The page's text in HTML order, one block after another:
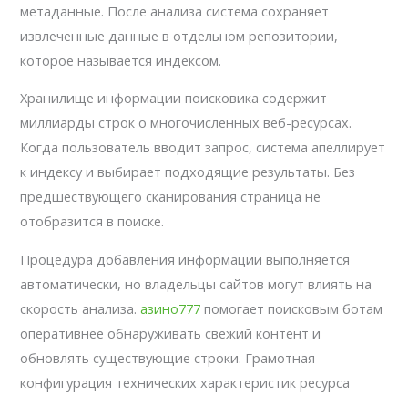
метаданные. После анализа система сохраняет
извлеченные данные в отдельном репозитории,
которое называется индексом.
Хранилище информации поисковика содержит
миллиарды строк о многочисленных веб-ресурсах.
Когда пользователь вводит запрос, система апеллирует
к индексу и выбирает подходящие результаты. Без
предшествующего сканирования страница не
отобразится в поиске.
Процедура добавления информации выполняется
автоматически, но владельцы сайтов могут влиять на
скорость анализа.азино777 помогает поисковым ботам
оперативнее обнаруживать свежий контент и
обновлять существующие строки. Грамотная
конфигурация технических характеристик ресурса